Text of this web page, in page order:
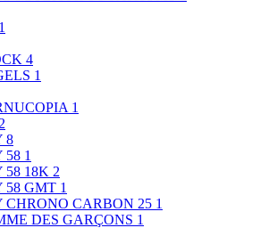
1
4
1
1
8
58 1
58 18K 2
58 GMT 1
CARBON 25 1
DES GARÇONS 1